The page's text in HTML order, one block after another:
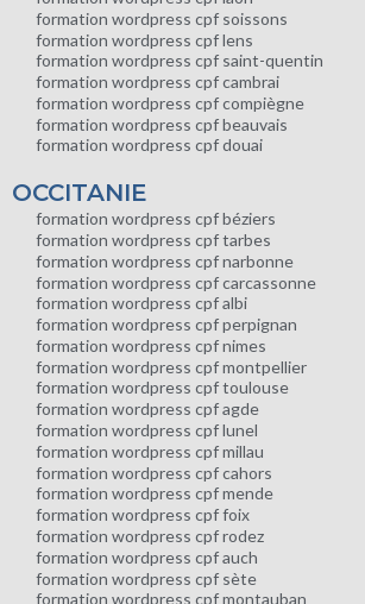
formation wordpress cpf soissons
formation wordpress cpf lens
formation wordpress cpf saint-quentin
formation wordpress cpf cambrai
formation wordpress cpf compiègne
formation wordpress cpf beauvais
formation wordpress cpf douai
OCCITANIE
formation wordpress cpf béziers
formation wordpress cpf tarbes
formation wordpress cpf narbonne
formation wordpress cpf carcassonne
formation wordpress cpf albi
formation wordpress cpf perpignan
formation wordpress cpf nimes
formation wordpress cpf montpellier
formation wordpress cpf toulouse
formation wordpress cpf agde
formation wordpress cpf lunel
formation wordpress cpf millau
formation wordpress cpf cahors
formation wordpress cpf mende
formation wordpress cpf foix
formation wordpress cpf rodez
formation wordpress cpf auch
formation wordpress cpf sète
formation wordpress cpf montauban